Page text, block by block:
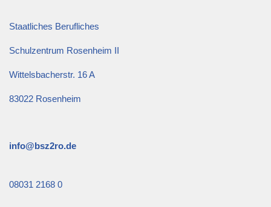
Staatliches Berufliches
Schulzentrum Rosenheim II
Wittelsbacherstr. 16 A
83022 Rosenheim
info@bsz2ro.de
08031 2168 0